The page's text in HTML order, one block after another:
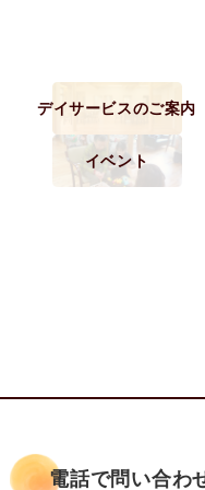
デイサービスのご案内
イベント
電話で問い合わ